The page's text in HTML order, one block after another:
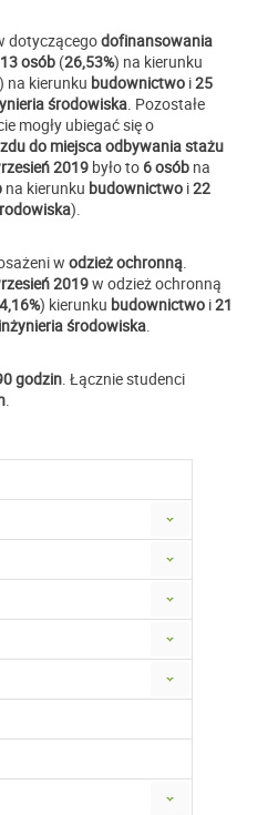
dotyczącegodofinansowania
13 osób (26,53%) na kierunku
) na kierunku budownictwo i25
środowiska. Pozostałe
mogły ubiegać się o
do miejsca odbywania stażu
2019 było to 6 osób na
na kierunku budownictwo i22
).
w odzież ochronną.
2019w odzież ochronną
) kierunku budownictwo i21
inżynieria środowiska.
godzin. Łącznie studenci
.